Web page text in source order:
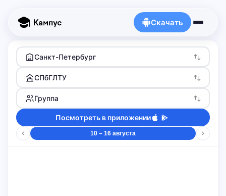
Скачать
Санкт-Петербург
СПбГЛТУ
Группа
Посмотреть в приложении
10 – 16 августа